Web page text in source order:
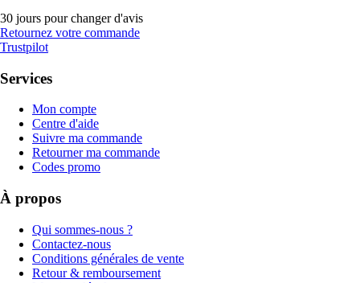
30 jours pour changer d'avis
Retournez votre commande
Trustpilot
Services
Mon compte
Centre d'aide
Suivre ma commande
Retourner ma commande
Codes promo
À propos
Qui sommes-nous ?
Contactez-nous
Conditions générales de vente
Retour & remboursement